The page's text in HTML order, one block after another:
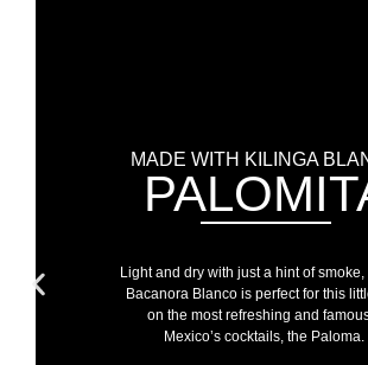
MADE WITH KILINGA
Light and dry with just a hint of
Bacanora Blanco is perfect for this
on the most refreshing and
Mexico’s cocktails, the Paloma.